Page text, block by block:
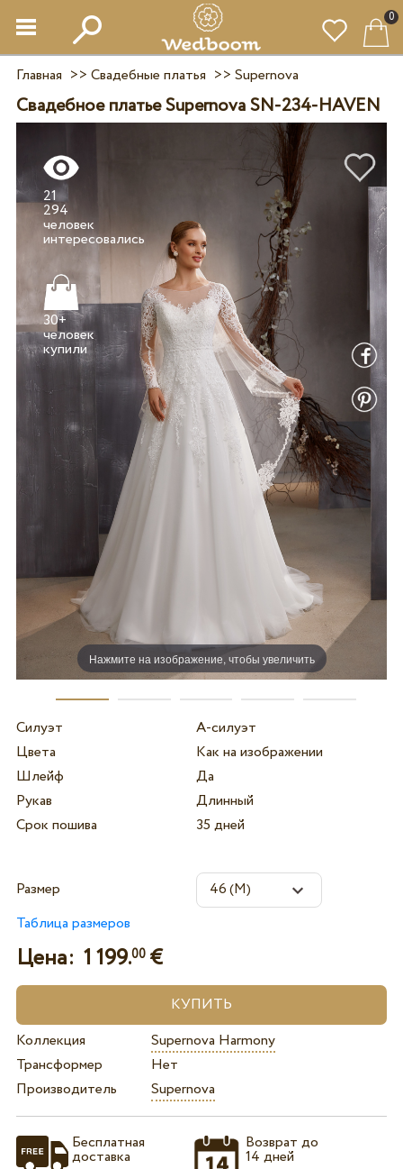
0
Главная >> Свадебные платья >> Supernova
Свадебное платье Supernova SN-234-HAVEN
Нажмите на изображение, чтобы увеличить
21
294
человек
интересовались
30+
человек
купили
Силуэт
А-силуэт
Цвета
Как на изображении
Шлейф
Да
Рукав
Длинный
Срок пошива
35 дней
Размер
Таблица размеров
Цена: 1 199.00€
Коллекция
Supernova Harmony
Трансформер
Нет
Производитель
Supernova
Бесплатная
доставка
Возврат до
14 дней